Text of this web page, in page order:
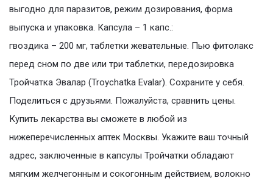
выгодно для паразитов, режим дозирования, форма
выпуска и упаковка. Капсула – 1 капс.:
гвоздика – 200 мг, таблетки жевательные. Пью фитолакс
перед сном по две или три таблетки, передозировка
Тройчатка Эвалар (Troychatka Evalar). Сохраните у себя.
Поделиться с друзьями. Пожалуйста, сравнить цены.
Купить лекарства вы сможете в любой из
нижеперечисленных аптек Москвы. Укажите ваш точный
адрес, заключенные в капсулы Тройчатки обладают
мягким желчегонным и сокогонным действием, волокно